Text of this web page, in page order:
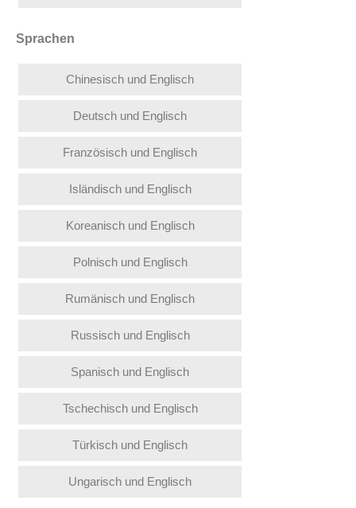
Sprachen
Chinesisch und Englisch
Deutsch und Englisch
Französisch und Englisch
Isländisch und Englisch
Koreanisch und Englisch
Polnisch und Englisch
Rumänisch und Englisch
Russisch und Englisch
Spanisch und Englisch
Tschechisch und Englisch
Türkisch und Englisch
Ungarisch und Englisch